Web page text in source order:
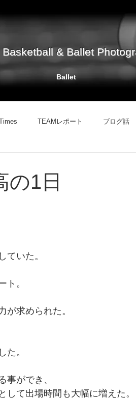
Ballet
Basketball & Ballet
TEAMレポート ブログ話
ト掲示板
の1日
ていた。
ト。
が求められた。
た。
事ができ、
て出場時間も大幅に増えた。